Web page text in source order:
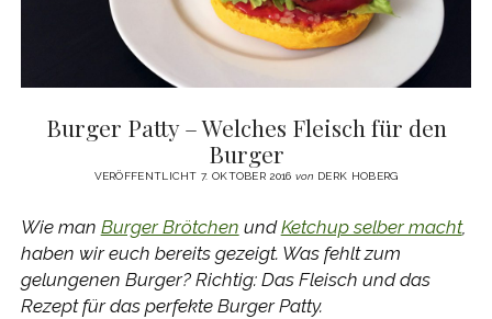
Burger Patty – Welches Fleisch für den
Burger
VERÖFFENTLICHT 7. OKTOBER 2016 von DERK HOBERG
Wie man Burger Brötchen undKetchup selber macht,
haben wir euch bereits gezeigt. Was fehlt zum
gelungenen Burger? Richtig: Das Fleisch und das
Rezept für das perfekte Burger Patty.